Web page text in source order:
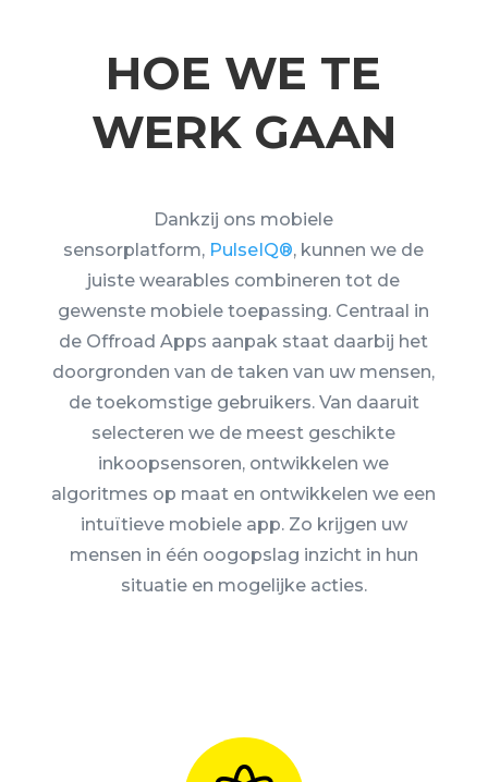
HOE WE TE
WERK GAAN
Dankzij ons mobiele
sensorplatform, PulseIQ®, kunnen we de
juiste wearables combineren tot de
gewenste mobiele toepassing. Centraal in
de Offroad Apps aanpak staat daarbij het
doorgronden van de taken van uw mensen,
de toekomstige gebruikers. Van daaruit
selecteren we de meest geschikte
inkoopsensoren, ontwikkelen we
algoritmes op maat en ontwikkelen we een
intuïtieve mobiele app. Zo krijgen uw
mensen in één oogopslag inzicht in hun
situatie en mogelijke acties.